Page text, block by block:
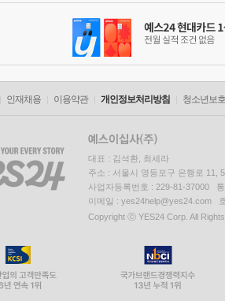
인재채용 이용약관 개인정보처리방침 청소년보
대표 : 김석환, 최세라
주소 : 서울시 영등포구 은행로 11,
사업자등록번호 : 229-81-37000
이메일 : yes24help@yes24.com
Copyright ⓒ YES24 Corp. All